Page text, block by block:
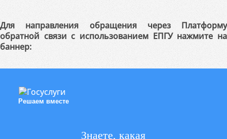
Для направления обращения через Платформу
обратной связи с использованием ЕПГУ нажмите на
баннер:
Решаем вместе
Знаете, какая